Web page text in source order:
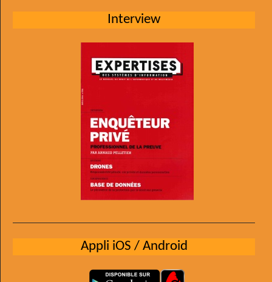
Interview
Appli iOS / Android